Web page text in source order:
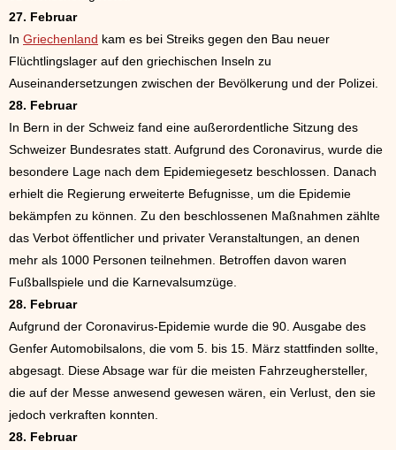
27. Februar
In Griechenland kam es bei Streiks gegen den Bau neuer
Flüchtlingslager auf den griechischen Inseln zu
Auseinandersetzungen zwischen der Bevölkerung und der Polizei.
28. Februar
In Bern in der Schweiz fand eine außerordentliche Sitzung des
Schweizer Bundesrates statt. Aufgrund des Coronavirus, wurde die
besondere Lage nach dem Epidemiegesetz beschlossen. Danach
erhielt die Regierung erweiterte Befugnisse, um die Epidemie
bekämpfen zu können. Zu den beschlossenen Maßnahmen zählte
das Verbot öffentlicher und privater Veranstaltungen, an denen
mehr als 1000 Personen teilnehmen. Betroffen davon waren
Fußballspiele und die Karnevalsumzüge.
28. Februar
Aufgrund der Coronavirus-Epidemie wurde die 90. Ausgabe des
Genfer Automobilsalons, die vom 5. bis 15. März stattfinden sollte,
abgesagt. Diese Absage war für die meisten Fahrzeughersteller,
die auf der Messe anwesend gewesen wären, ein Verlust, den sie
jedoch verkraften konnten.
28. Februar